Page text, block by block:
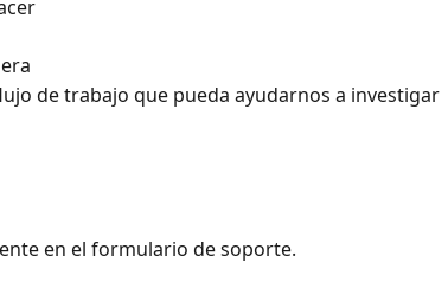
de trabajo que pueda ayudarnos a investigar
en el formulario de soporte.